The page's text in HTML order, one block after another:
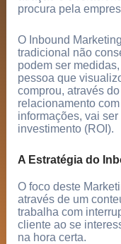
procura pela
O Inbound
tradicional não
podem ser
pessoa que
comprou, através
relacionamento
informações, vai
investimento (ROI).
A Estratégia do
O foco deste
através de um
trabalha com
cliente ao se
na hora certa.